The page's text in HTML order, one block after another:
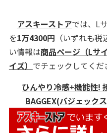
アスキーストアでは、L
を1万4300円 （いずれも
い情報は商品ページ（Lサイ
イズ） でチェックしてくだ
ひんやり冷感+機能性!
BAGGEX(バジェック